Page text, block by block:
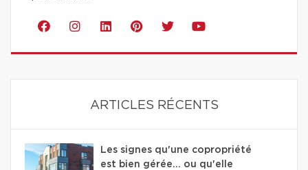
ARTICLES RÉCENTS
Les signes qu'une copropriété
est bien gérée… ou qu'elle